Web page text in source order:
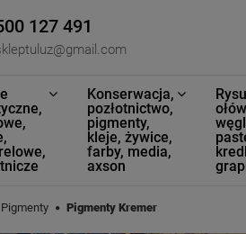
127 491
Konserwacja,
pozłotnictwo,
pigmenty,
kleje, żywice,
farby, media,
axson
Pigmenty Pigmenty Kremer